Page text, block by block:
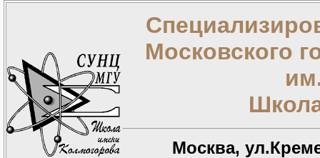
Московского
Москва,